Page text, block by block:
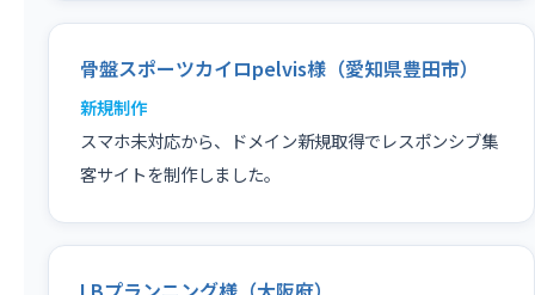
骨盤スポーツカイロpelvis様（愛知県豊田市）
新規制作
スマホ未対応から、ドメイン新規取得でレスポンシブ集
客サイトを制作しました。